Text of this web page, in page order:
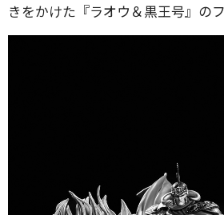
きをかけた『ラオウ＆黒王号』の